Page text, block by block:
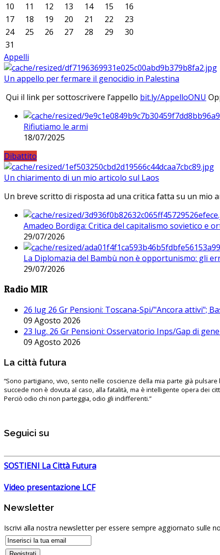
10 11 12 13 14 15
16
17
18 19 20 21 22
23
24
25 26 27 28 29
30
31
Appelli
Un appello per fermare il genocidio in Palestina
Qui il link per sottoscrivere l’appello bit.ly/AppelloONU
Rifiutiamo le armi
18/07/2025
Dibattito
Un chiarimento di un mio articolo sul Laos
Un breve scritto di risposta ad una critica fatta su un mio
Amadeo Bordiga: Critica del capitalismo sovietico e
29/07/2026
La Diplomazia del Bambù non è opportunismo: gli
29/07/2026
Radio MIR
26 lug 26 Gr Pensioni: Toscana-Spi/"Ancora attivi";
09 Agosto 2026
23 lug. 26 Gr Pensioni: Osservatorio Inps/Gap di
09 Agosto 2026
La città futura
“Sono partigiano, vivo, sento nelle coscienze della mia parte già pulsare
succede non è dovuta al caso, alla fatalità, ma è intelligente opera dei
Perciò odio chi non parteggia, odio gli indifferenti.”
Seguici su
SOSTIENI La Città Futura
Video presentazione LCF
Newsletter
Iscrivi alla nostra newsletter per essere sempre aggiornato sulle